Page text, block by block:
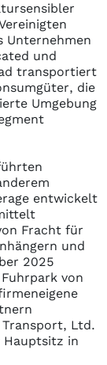
Unternehmen
und
transportiert
die
Umgebung
entwickelt
Fracht für
und
2025
von
Ltd.
Hauptsitz in